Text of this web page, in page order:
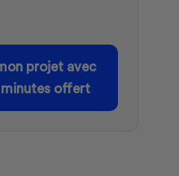
projet avec
offert